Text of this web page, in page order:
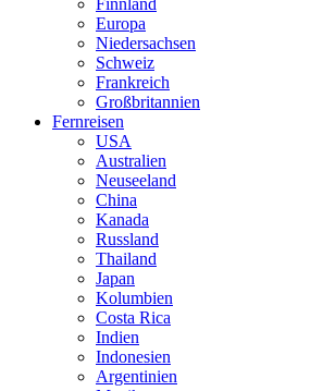
Finnland
Europa
Niedersachsen
Schweiz
Frankreich
Großbritannien
Fernreisen
USA
Australien
Neuseeland
China
Kanada
Russland
Thailand
Japan
Kolumbien
Costa Rica
Indien
Indonesien
Argentinien